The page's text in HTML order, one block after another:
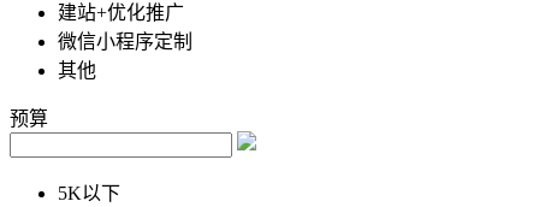
建站+优化推广
微信小程序定制
其他
预算
5K以下